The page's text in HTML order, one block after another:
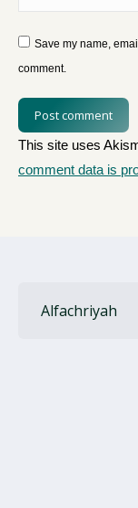
Save my name,
comment.
Post comment
This site uses
comment data is
Alfachriyah